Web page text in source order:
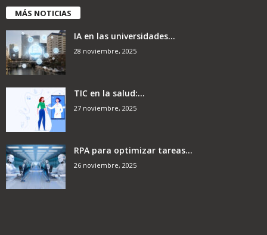
MÁS NOTICIAS
IA en las universidades...
28 noviembre, 2025
TIC en la salud:...
27 noviembre, 2025
RPA para optimizar tareas...
26 noviembre, 2025